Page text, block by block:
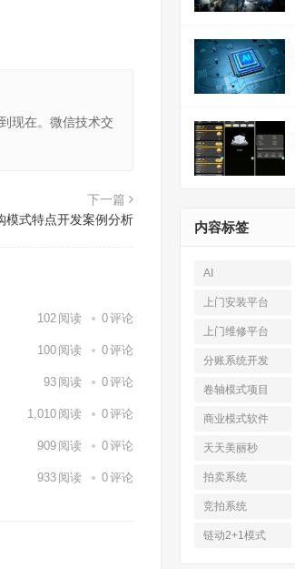
现在。微信技术交
下一篇
模式特点开发案例分析
102 阅读 0评论
100 阅读 0评论
93 阅读 0评论
1,010 阅读 0评论
909 阅读 0评论
933 阅读 0评论
内容标签
AI
上门安装平台
上门维修平台
分账系统开发
卷轴模式项目
商业模式软件
天天美丽秒
拍卖系统
竞拍系统
链动2+1模式